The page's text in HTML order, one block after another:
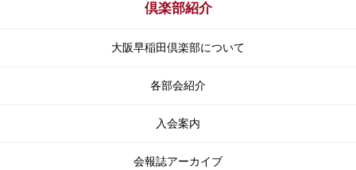
倶楽部紹介
大阪早稲田倶楽部について
各部会紹介
入会案内
会報誌アーカイブ